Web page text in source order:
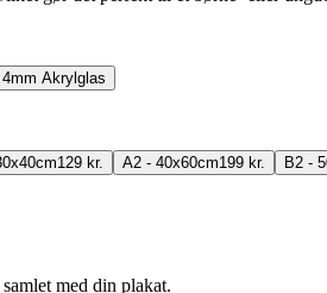
4mm Akrylglas
129 kr. A2 - 40x60cm199 kr. B2 -
med din plakat.